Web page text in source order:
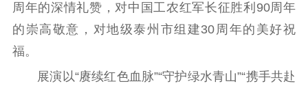
新闻出版
周年的深情礼赞，对中国工农红军长征胜利90周年
的崇高敬意，对地级泰州市组建30周年的美好祝
福。
展演以“赓续红色血脉”“守护绿水青山”“携手共赴